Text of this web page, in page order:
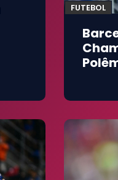
FUTEBOL